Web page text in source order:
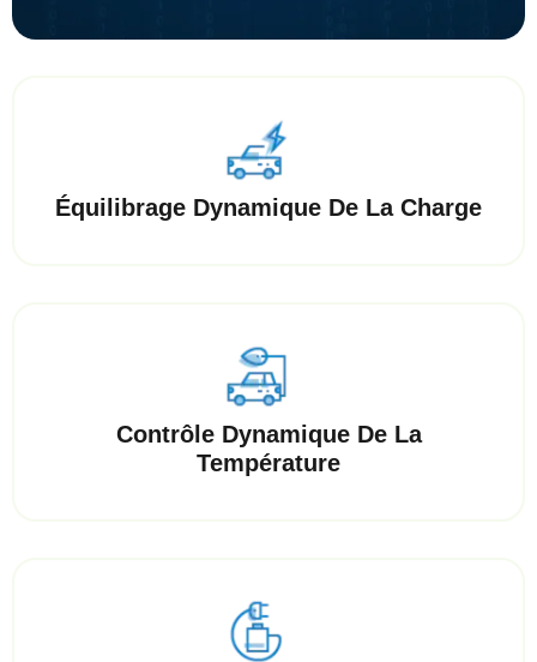
Équilibrage Dynamique De La Charge
Contrôle Dynamique De La
Température